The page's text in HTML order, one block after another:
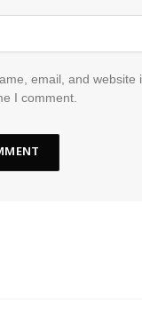
email, and website
I comment.